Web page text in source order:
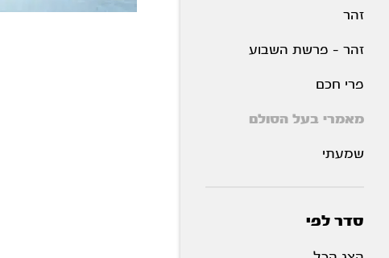
זהר
זהר - פרשת השבוע
פרי חכם
מאמרי בעל הסולם
שמעתי
סדר לפי